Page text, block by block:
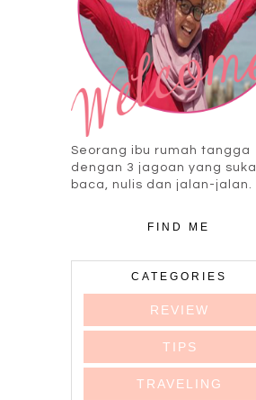
Seorang ibu rumah tangga
dengan 3 jagoan yang suka
baca, nulis dan jalan-jalan.
FIND ME
CATEGORIES
REVIEW
TIPS
TRAVELING